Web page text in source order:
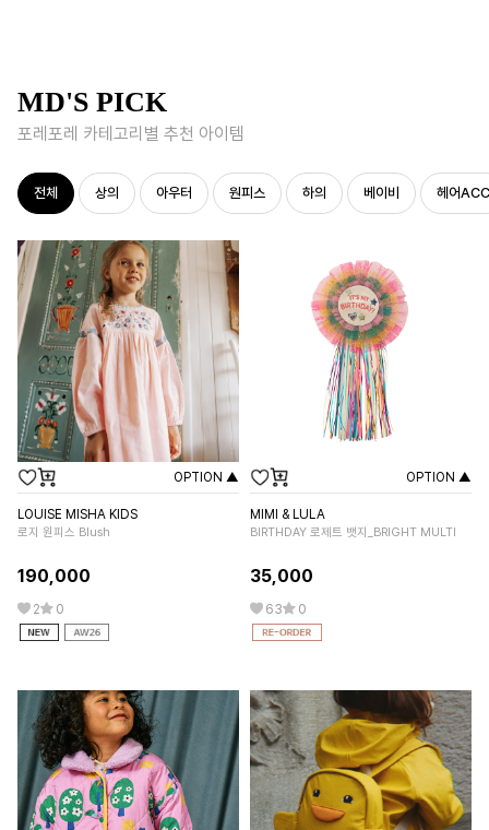
MD'S PICK
포레포레 카테고리별 추천 아이템
전체 상의 아우터 원피스 하의 베이비 헤어ACC
OPTION ▲
LOUISE MISHA KIDS
로지 원피스 Blush
190,000
2 0
OPTION ▲
MIMI & LULA
BIRTHDAY 로제트 뱃지_BRIGHT MULTI
35,000
63 0